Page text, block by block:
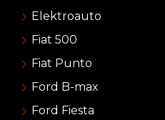
Elektroauto
Fiat 500
Fiat Punto
Ford B-max
Ford Fiesta